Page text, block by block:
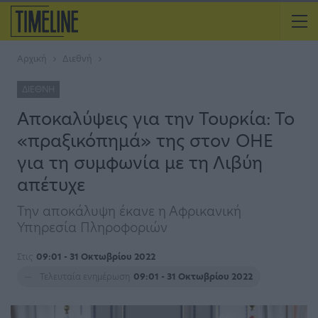
Αρχική Διεθνή
ΔΙΕΘΝΉ
Aποκαλύψεις για την Τουρκία: Το
«πραξικόπημά» της στον ΟΗΕ
για τη συμφωνία με τη Λιβύη
απέτυχε
Την αποκάλυψη έκανε η Αφρικανική
Υπηρεσία Πληροφοριών
Στις 09:01 - 31 Οκτωβρίου 2022
Τελευταία ενημέρωση
09:01 - 31 Οκτωβρίου 2022